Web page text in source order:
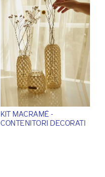
KIT MACRAMÉ -
CONTENITORI DECORATI